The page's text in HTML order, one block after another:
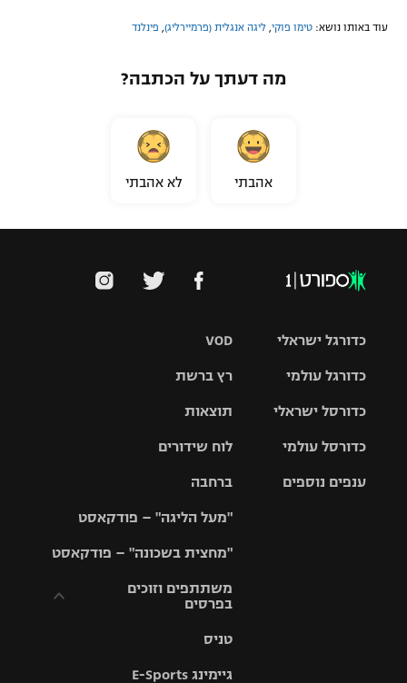
עוד באותו נושא: טימו פוקי, ליגה אנגלית (פרמיירליג), פינלנד
מה דעתך על הכתבה?
אהבתי לא אהבתי
VOD
רץ ברשת
תוצאות
לוח שידורים
ברחבה
"מעל הליגה" – פודקאסט
"מחצית בשכונה" – פודקאסט
משתתפים וזוכים
בפרסים
וזוכים בפרסים
טניס
גיימינג E-Sports
כדורגל ישראלי
גביע הטוטו
כדורגל עולמי
האלופות
ליגה
כדורסל ישראלי
סל
כדורסל עולמי
ענפים נוספים